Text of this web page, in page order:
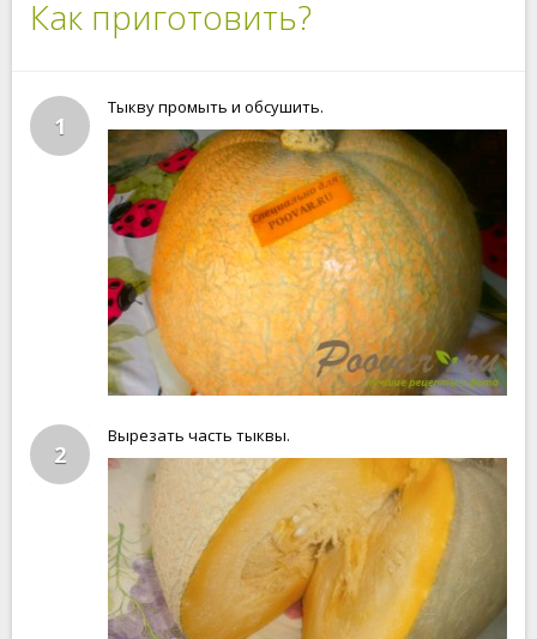
Как приготовить?
1
Тыкву промыть и обсушить.
2
Вырезать часть тыквы.